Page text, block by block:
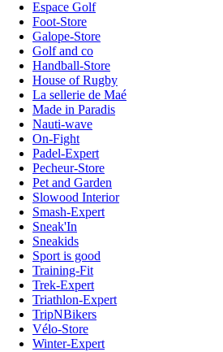
Espace Golf
Foot-Store
Galope-Store
Golf and co
Handball-Store
House of Rugby
La sellerie de Maé
Made in Paradis
Nauti-wave
On-Fight
Padel-Expert
Pecheur-Store
Pet and Garden
Slowood Interior
Smash-Expert
Sneak'In
Sneakids
Sport is good
Training-Fit
Trek-Expert
Triathlon-Expert
TripNBikers
Vélo-Store
Winter-Expert